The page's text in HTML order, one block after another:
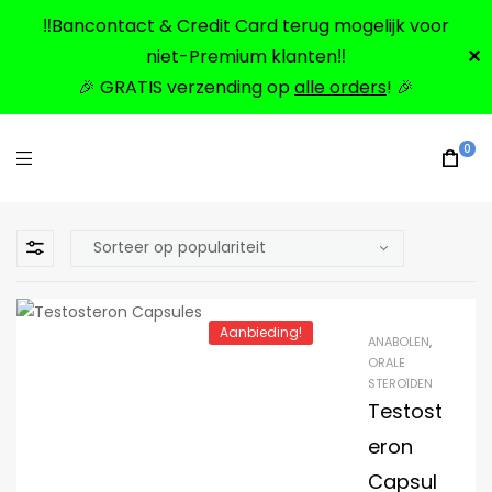
‼️Bancontact & Credit Card terug mogelijk voor
niet-Premium klanten‼️
🎉 GRATIS verzending opalle orders! 🎉
✕
0
Aanbieding! ANABOLEN,
ORALE
STEROÏDEN
Testost
eron
Capsul